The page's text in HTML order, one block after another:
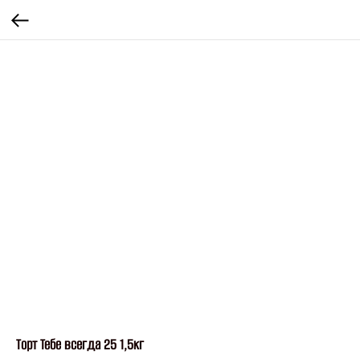
Торт Тебе всегда 25 1,5кг